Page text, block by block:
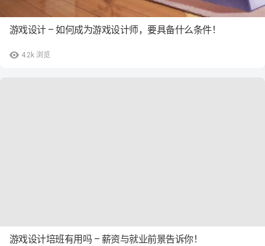
4.2k 浏览
游戏设计 – 如何成为游戏设计师，要具备什么条件！
游戏设计培班有用吗 – 薪资与就业前景告诉你！